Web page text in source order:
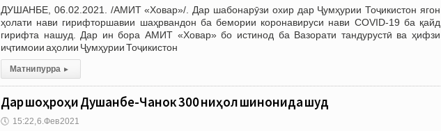
ДУШАНБЕ, 06.02.2021. /АМИТ «Ховар»/. Дар шабонарӯзи охир дар Ҷумҳурии Тоҷикистон ягон
ҳолати нави гирифторшавии шаҳрвандон ба бемории коронавируси нави COVID-19 ба қайд
гирифта нашуд. Дар ин бора АМИТ «Ховар» бо истинод ба Вазорати тандурустӣ ва ҳифзи
иҷтимоии аҳолии Ҷумҳурии Тоҷикистон
Матни пурра ▸
Дар шоҳроҳи Душанбе-Чанок 300 ниҳол шинонида шуд
🕔 15:22, 6.Фев 2021